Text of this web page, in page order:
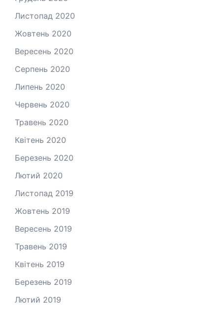
Листопад 2020
Жовтень 2020
Вересень 2020
Серпень 2020
Липень 2020
Червень 2020
Травень 2020
Квітень 2020
Березень 2020
Лютий 2020
Листопад 2019
Жовтень 2019
Вересень 2019
Травень 2019
Квітень 2019
Березень 2019
Лютий 2019